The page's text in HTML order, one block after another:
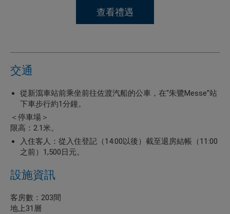
查看禮遇
交通
從新瀉車站前乘坐前往佐渡汽船的公車，在“朱鷺Messe”站
下車步行約1分鐘。
＜停車場＞
限高：2.1米。
入住客人：從入住登記（14:00以後）截至退房結帳（11:00
之前）1,500日元。
設施資訊
客房數：203間
地上31層